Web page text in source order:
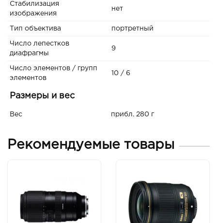
Стабилизация
изображения
нет
Тип объектива портретный
Число лепестков
диафрагмы
9
Число элементов / групп
элементов
10 / 6
Размеры и вес
Вес прибл. 280 г
Рекомендуемые товары